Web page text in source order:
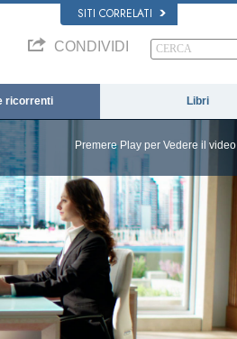
SITI CORRELATI
CONDIVIDI
ricorrenti Libri
Premere Play per Vedere il video